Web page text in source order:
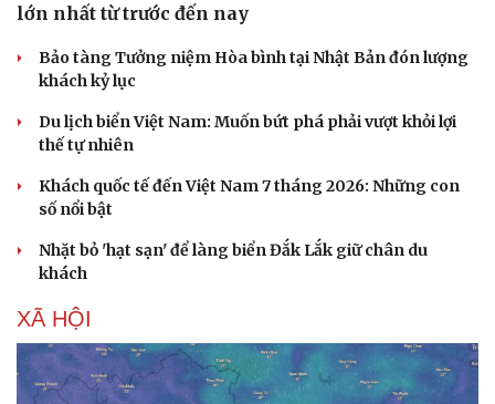
lớn nhất từ trước đến nay
Bảo tàng Tưởng niệm Hòa bình tại Nhật Bản đón lượng
khách kỷ lục
Du lịch biển Việt Nam: Muốn bứt phá phải vượt khỏi lợi
thế tự nhiên
Khách quốc tế đến Việt Nam 7 tháng 2026: Những con
số nổi bật
Nhặt bỏ 'hạt sạn' để làng biển Đắk Lắk giữ chân du
khách
XÃ HỘI